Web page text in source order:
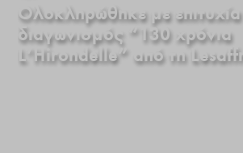
Ολοκληρώθηκε με
διαγωνισμός “130 χρόνια
L’Hirondelle” από τη